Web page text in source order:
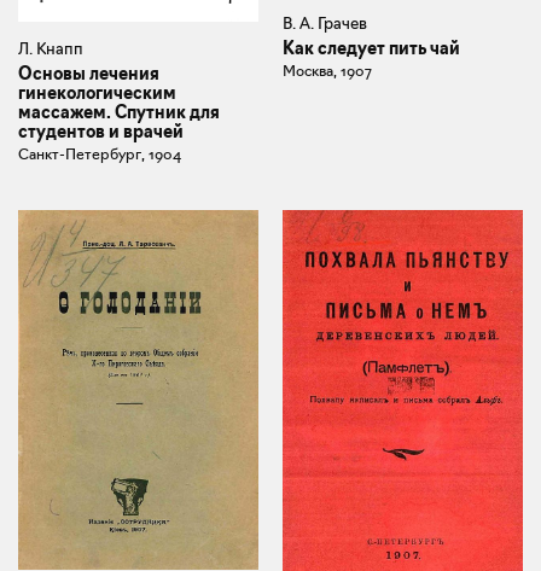
Л. Кнапп
Основы лечения
гинекологическим
массажем. Спутник для
студентов и врачей
Санкт-Петербург, 1904
В. А. Грачев
Как следует пить чай
Москва, 1907